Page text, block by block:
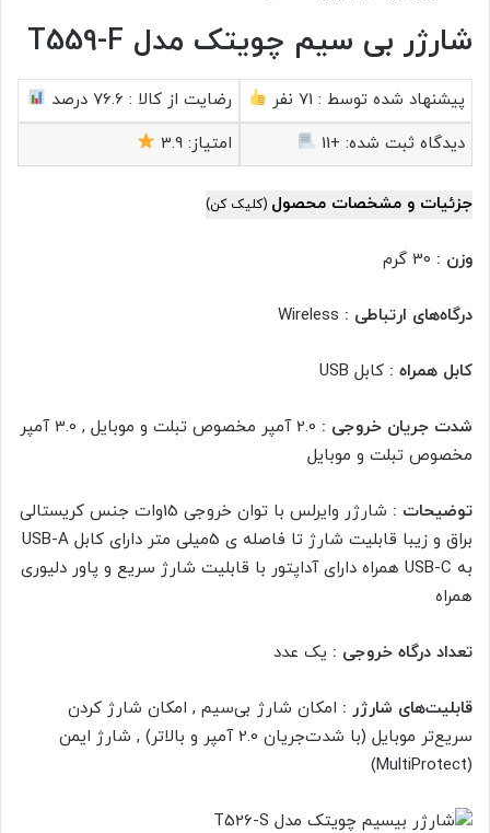
شارژر بی سیم چویتک مدل T559-F
پیشنهاد شده توسط : 71 نفر رضایت از کالا : 76.6 درصد
دیدگاه ثبت شده: +11 امتیاز: 3.9
جزئیات و مشخصات محصول (کلیک کن)
وزن :
درگاه‌های ارتباطی :
کابل همراه : کابل USB
شدت جریان خروجی :
2.0 آمپر مخصوص تبلت و موبایل , 3.0 آمپر
مخصوص تبلت و موبایل
توضیحات :
شارژر وایرلس با توان خروجی 15وات جنس کریستالی
براق و زیبا قابلیت شارژ تا فاصله ی 5میلی متر دارای کابل USB-A
به USB-C همراه دارای آداپتور با قابلیت شارژ سریع و پاور دلیوری
همراه
تعداد درگاه خروجی : یک عدد
قابلیت‌های شارژر :
امکان شارژ بی‎‌سیم , امکان شارژ کردن
سریع‌تر موبایل (با شدت‌جریان 2.0 آمپر و بالاتر) , شارژ ایمن
(MultiProtect)